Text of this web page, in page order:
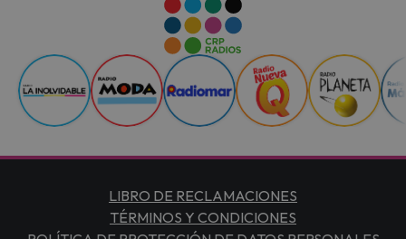
LIBRO DE RECLAMACIONES
TÉRMINOS Y CONDICIONES